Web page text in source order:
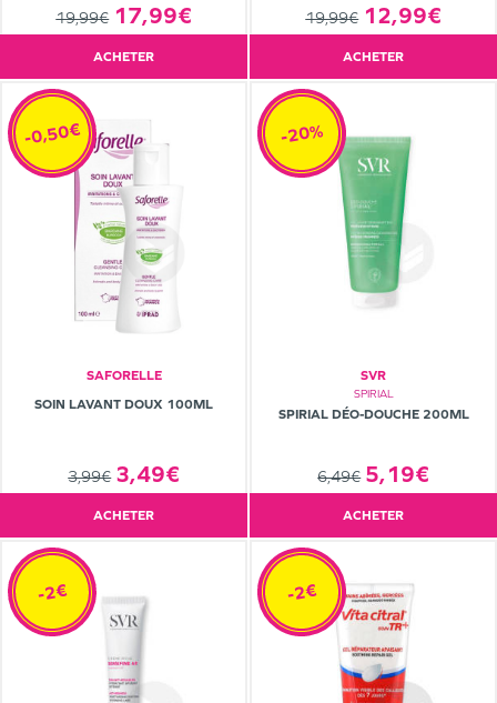
19,99€ 17,99€
ACHETER
19,99€ 12,99€
ACHETER
SAFORELLE
SOIN LAVANT DOUX 100ML
3,99€ 3,49€
-0,50€
ACHETER
SVR
SPIRIAL
SPIRIAL DÉO-DOUCHE 200ML
6,49€ 5,19€
-20%
ACHETER
-2€ -2€